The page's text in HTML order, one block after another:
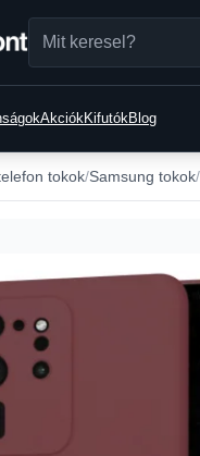
AkciókKifutókBlog
tokok Samsung tokok